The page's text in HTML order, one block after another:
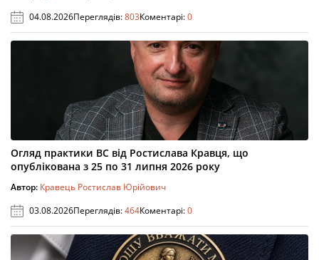
04.08.2026Переглядів:803Коментарі:0
Огляд практики ВС від Ростислава Кравця, що
опублікована з 25 по 31 липня 2026 року
Автор: Кравець Ростислав Юрійович
03.08.2026Переглядів:464Коментарі:0